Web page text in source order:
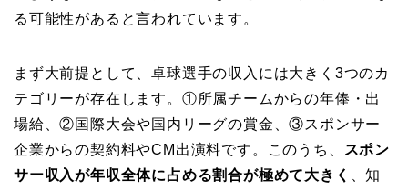
る可能性があると言われています。
まず大前提として、卓球選手の収入には大きく3つのカ
テゴリーが存在します。①所属チームからの年俸・出
場給、②国際大会や国内リーグの賞金、③スポンサー
企業からの契約料やCM出演料です。このうち、
スポン
サー収入が年収全体に占める割合が極めて大きく
、知